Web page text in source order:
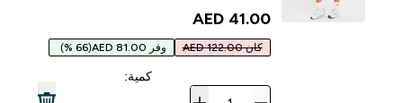
41.00 AED‎
كان 122.00 AED وفر 81.00 AED (66 %)
كمية: